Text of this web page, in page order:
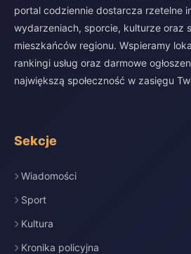
portal codziennie dostarcza rzetelne
wydarzeniach, sporcie, kulturze oraz
mieszkańców regionu. Wspieramy
rankingi usług oraz darmowe
największą społeczność w zasięgu
Sekcje
Wiadomości
Sport
Kultura
Kronika policyjna